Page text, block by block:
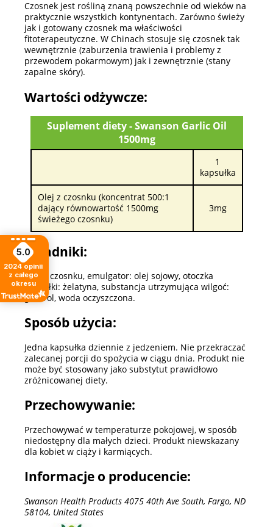
Czosnek jest rośliną znaną powszechnie od wieków na
praktycznie wszystkich kontynentach. Zarówno świeży
jak i gotowany czosnek ma właściwości
fitoterapeutyczne. W Chinach stosuje się czosnek tak
wewnętrznie (zaburzenia trawienia i problemy z
przewodem pokarmowym) jak i zewnętrznie (stany
zapalne skóry).
Wartości odżywcze:
Suplement diety - Swanson Garlic Oil
1500mg
1
kapsułka
Olej z czosnku (koncentrat 500:1
dający równowartość 1500mg
świeżego czosnku)
3mg
Składniki:
Olej z czosnku, emulgator: olej sojowy, otoczka
kapsułki: żelatyna, substancja utrzymująca wilgoć:
glicerol, woda oczyszczona.
Sposób użycia:
Jedna kapsułka dziennie z jedzeniem. Nie przekraczać
zalecanej porcji do spożycia w ciągu dnia. Produkt nie
może być stosowany jako substytut prawidłowo
zróżnicowanej diety.
Przechowywanie:
Przechowywać w temperaturze pokojowej, w sposób
niedostępny dla małych dzieci. Produkt niewskazany
dla kobiet w ciąży i karmiących.
Informacje o producencie:
Swanson Health Products 4075 40th Ave South, Fargo, ND
58104, United States
5.0
2024 opinii
z całego
okresu